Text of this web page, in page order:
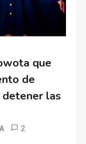
que
de
detener las
2